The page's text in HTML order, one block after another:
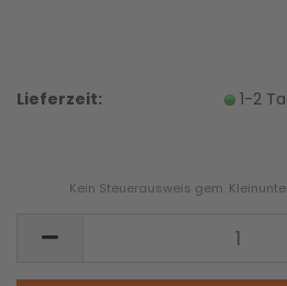
Lieferzeit: 1-2
Kein Steuerausweis gem.